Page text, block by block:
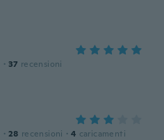
· 37 recensioni
· 28 recensioni · 4 caricamenti